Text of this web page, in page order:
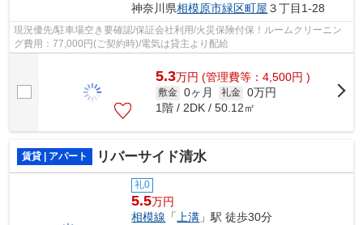
神奈川県相模原市緑区町屋 ３丁目1-28
現況優先/駐車場空き要確認/保証会社利用/火災保険付保！ルームクリーニン
グ費用：77,000円(ご契約時)/電気は貸主より配給
5.3万円 (管理費等：4,500円 )
敷金 0ヶ月 礼金 0万円
1階 / 2DK / 50.12㎡
賃貸 | アパート リバーサイド清水
礼0
5.5万円
相模線 「上溝 」駅 徒歩30分